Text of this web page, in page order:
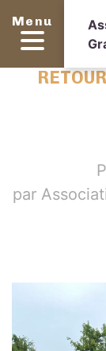
Menu
par